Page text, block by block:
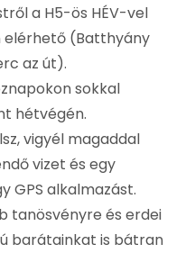
a H5-ös HÉV-vel
elérhető (Batthyány
az út).
sokkal
hétvégén.
vigyél magaddal
vizet és egy
GPS alkalmazást.
tanösvényre és erdei
barátainkat is bátran